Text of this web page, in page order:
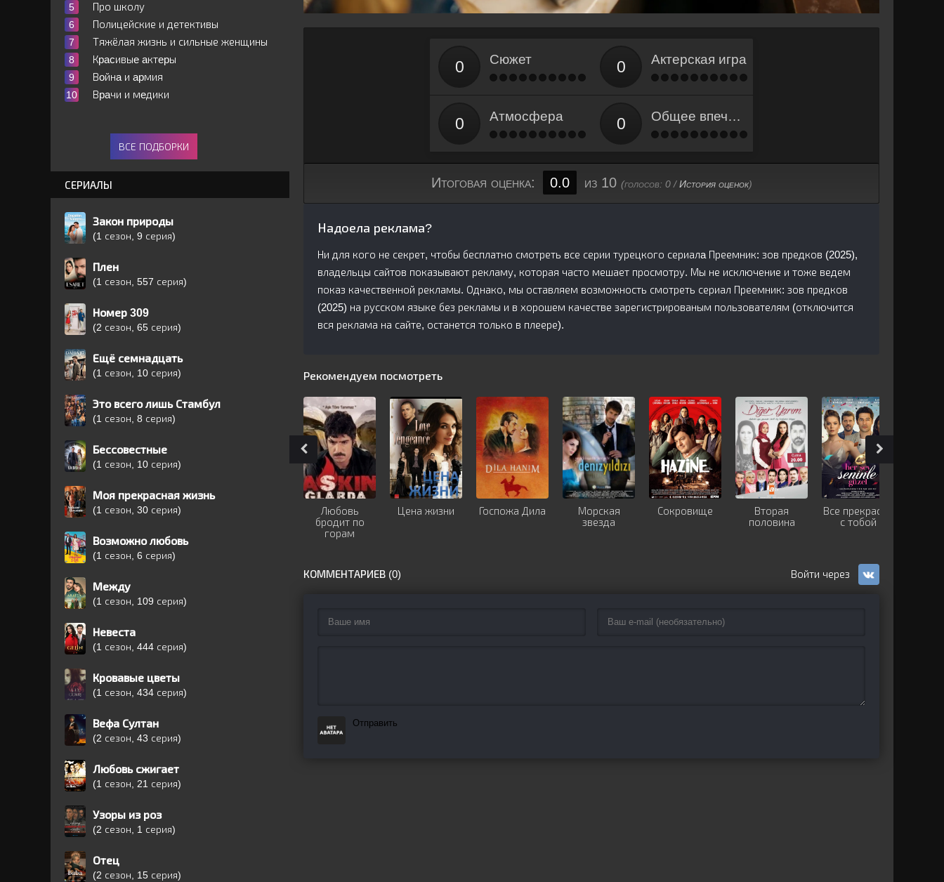
Сюжет Актерская игра
Атмосфера Общее впечатление
Итоговая оценка: 0.0 из 10 (голосов: 0/История оценок)
Надоела реклама?
Ни для кого не секрет, чтобы бесплатно смотреть все серии турецкого сериалa Преемник: зов предков (2025),
владельцы сайтов показывают рекламу, которая часто мешает просмотру. Мы не исключение и тоже ведем
показ качественной рекламы. Однако, мы оставляем возможность смотреть сериал Преемник: зов предков
(2025) на русском языке без рекламы и в хорошем качестве зарегистрированым пользователям (отключится
вся реклама на сайте, останется только в плеере).
Рекомендуем посмотреть
Любовь
бродит по
горам
Цена жизни Госпожа Дила
Морская
звезда
Сокровище
Вторая
половина
Все прекрасно
с тобой
КОММЕНТАРИЕВ (0)
Отправить
Про школу
Полицейские и детективы
Тяжёлая жизнь и сильные женщины
Кpacивыe aктepы
Вoйнa и apмия
Вpaчи и мeдики
ВСЕ ПОДБОРКИ
СЕРИАЛЫ
Закон природы
(1 сезон, 9 серия)
Плен
(1 сезон, 557 серия)
Номер 309
(2 сезон, 65 серия)
Ещё семнадцать
(1 сезон, 10 серия)
Это всего лишь Стамбул
(1 сезон, 8 серия)
Бессовестные
(1 сезон, 10 серия)
Моя прекрасная жизнь
(1 сезон, 30 серия)
Возможно любовь
(1 сезон, 6 серия)
Между
(1 сезон, 109 серия)
Невеста
(1 сезон, 444 серия)
Кровавые цветы
(1 сезон, 434 серия)
Вефа Султан
(2 сезон, 43 серия)
Любовь сжигает
(1 сезон, 21 серия)
Узоры из роз
(2 сезон, 1 серия)
Отец
(2 сезон, 15 серия)